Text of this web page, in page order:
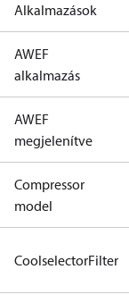
Alkalmazások
AWEF
alkalmazás
AWEF
megjelenítve
Compressor
model
CoolselectorFilter